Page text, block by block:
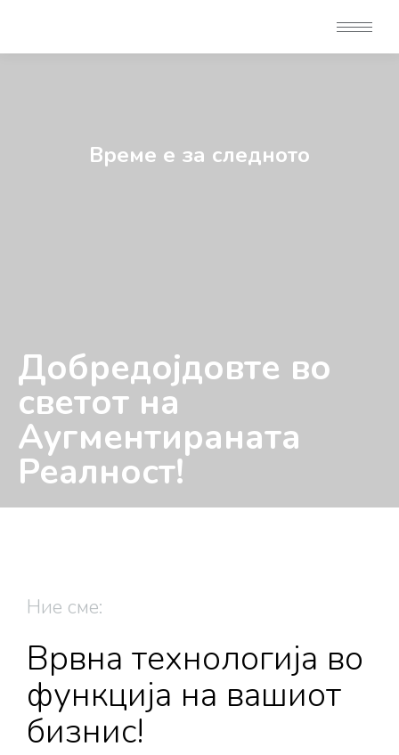
Време е за следното
Добредојдовте во
светот на
Аугментираната
Реалност!
Ние сме:
Врвна технологија во
функција на вашиот
бизнис!